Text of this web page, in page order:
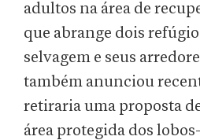
adultos na área de
que abrange dois
selvagem e seus
também anunciou
retiraria uma proposta
área protegida dos